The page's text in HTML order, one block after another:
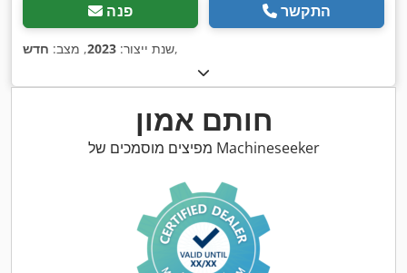
פנה התקשר
שנת ייצור: 2023, מצב: חדש ,
חותם אמון
מפיצים מוסמכים של Machineseeker